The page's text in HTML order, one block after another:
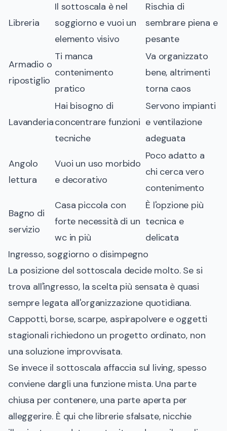
Libreria
Il sottoscala è nel
soggiorno e vuoi un
elemento visivo
Rischia di
sembrare piena e
pesante
Armadio o
ripostiglio
Ti manca
contenimento
pratico
Va organizzato
bene, altrimenti
torna caos
Lavanderia
Hai bisogno di
concentrare funzioni
tecniche
Servono impianti
e ventilazione
adeguata
Angolo
lettura
Vuoi un uso morbido
e decorativo
Poco adatto a
chi cerca vero
contenimento
Bagno di
servizio
Casa piccola con
forte necessità di un
wc in più
È l'opzione più
tecnica e
delicata
Ingresso, soggiorno o disimpegno
La posizione del sottoscala decide molto. Se si
trova all'ingresso, la scelta più sensata è quasi
sempre legata all'organizzazione quotidiana.
Cappotti, borse, scarpe, aspirapolvere e oggetti
stagionali richiedono un progetto ordinato, non
una soluzione improvvisata.
Se invece il sottoscala affaccia sul living, spesso
conviene dargli una funzione mista. Una parte
chiusa per contenere, una parte aperta per
alleggerire. È qui che librerie sfalsate, nicchie